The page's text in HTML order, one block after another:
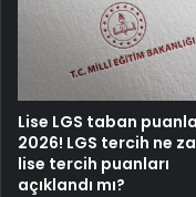
Lise LGS taban
2026! LGS tercih ne
lise tercih puanları
açıklandı mı?